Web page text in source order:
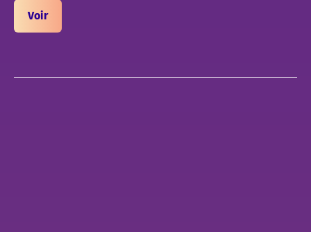
tendances, habitudes consommateurs, idées
finirons par une analyse de la page Client-First sur
Voir